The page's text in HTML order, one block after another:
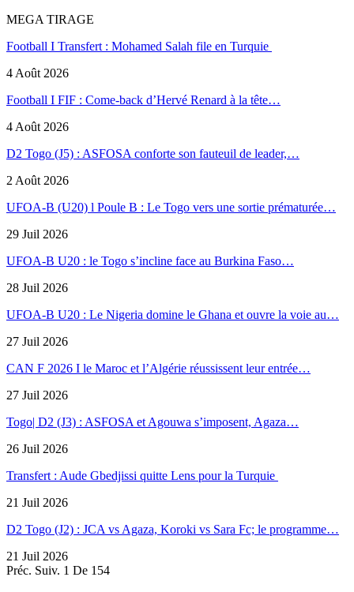
MEGA TIRAGE
Football I Transfert : Mohamed Salah file en Turquie
4 Août 2026
Football I FIF : Come-back d’Hervé Renard à la tête…
4 Août 2026
D2 Togo (J5) : ASFOSA conforte son fauteuil de leader,…
2 Août 2026
UFOA-B (U20) l Poule B : Le Togo vers une sortie prématurée…
29 Juil 2026
UFOA-B U20 : le Togo s’incline face au Burkina Faso…
28 Juil 2026
UFOA-B U20 : Le Nigeria domine le Ghana et ouvre la voie au…
27 Juil 2026
CAN F 2026 I le Maroc et l’Algérie réussissent leur entrée…
27 Juil 2026
Togo| D2 (J3) : ASFOSA et Agouwa s’imposent, Agaza…
26 Juil 2026
Transfert : Aude Gbedjissi quitte Lens pour la Turquie
21 Juil 2026
D2 Togo (J2) : JCA vs Agaza, Koroki vs Sara Fc; le programme…
21 Juil 2026
Préc. Suiv. 1 De 154